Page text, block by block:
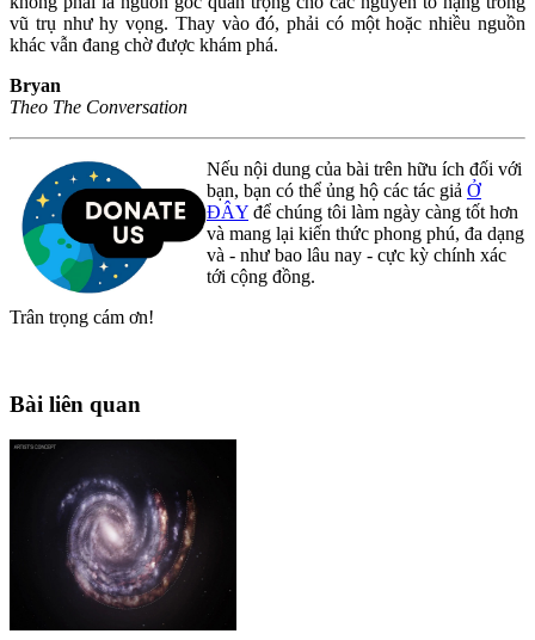
vũ trụ như hy vọng. Thay vào đó, phải có một hoặc nhiều nguồn
khác vẫn đang chờ được khám phá.
Bryan
Theo The Conversation
Nếu nội dung của bài trên hữu ích đối với
bạn, bạn có thể ủng hộ các tác giả Ở
ĐÂY để chúng tôi làm ngày càng tốt hơn
và mang lại kiến thức phong phú, đa dạng
và - như bao lâu nay - cực kỳ chính xác
tới cộng đồng.
Trân trọng cám ơn!
Bài liên quan